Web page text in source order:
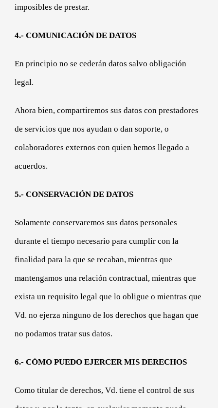
imposibles de prestar.
4.- COMUNICACIÓN DE DATOS
En principio no se cederán datos salvo obligación
legal.
Ahora bien, compartiremos sus datos con prestadores
de servicios que nos ayudan o dan soporte, o
colaboradores externos con quien hemos llegado a
acuerdos.
5.- CONSERVACIÓN DE DATOS
Solamente conservaremos sus datos personales
durante el tiempo necesario para cumplir con la
finalidad para la que se recaban, mientras que
mantengamos una relación contractual, mientras que
exista un requisito legal que lo obligue o mientras que
Vd. no ejerza ninguno de los derechos que hagan que
no podamos tratar sus datos.
6.- CÓMO PUEDO EJERCER MIS DERECHOS
Como titular de derechos, Vd. tiene el control de sus